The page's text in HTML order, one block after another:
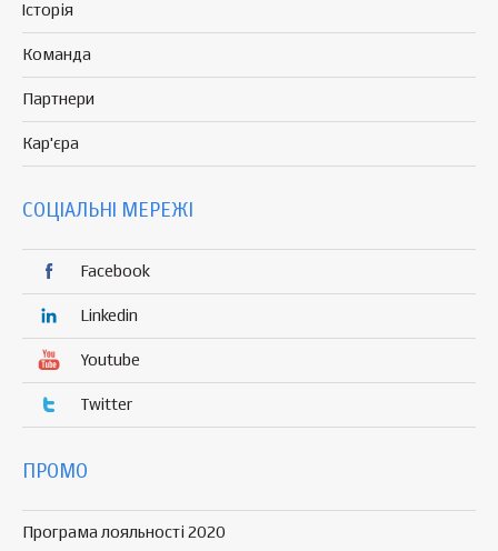
Історія
Команда
Партнери
Кар'єра
СОЦІАЛЬНІ МЕРЕЖІ
Facebook
Linkedin
Youtube
Twitter
ПРОМО
Програма лояльності 2020